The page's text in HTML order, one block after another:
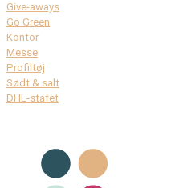
Give-aways
Go Green
Kontor
Messe
Profiltøj
Sødt & salt
DHL-stafet